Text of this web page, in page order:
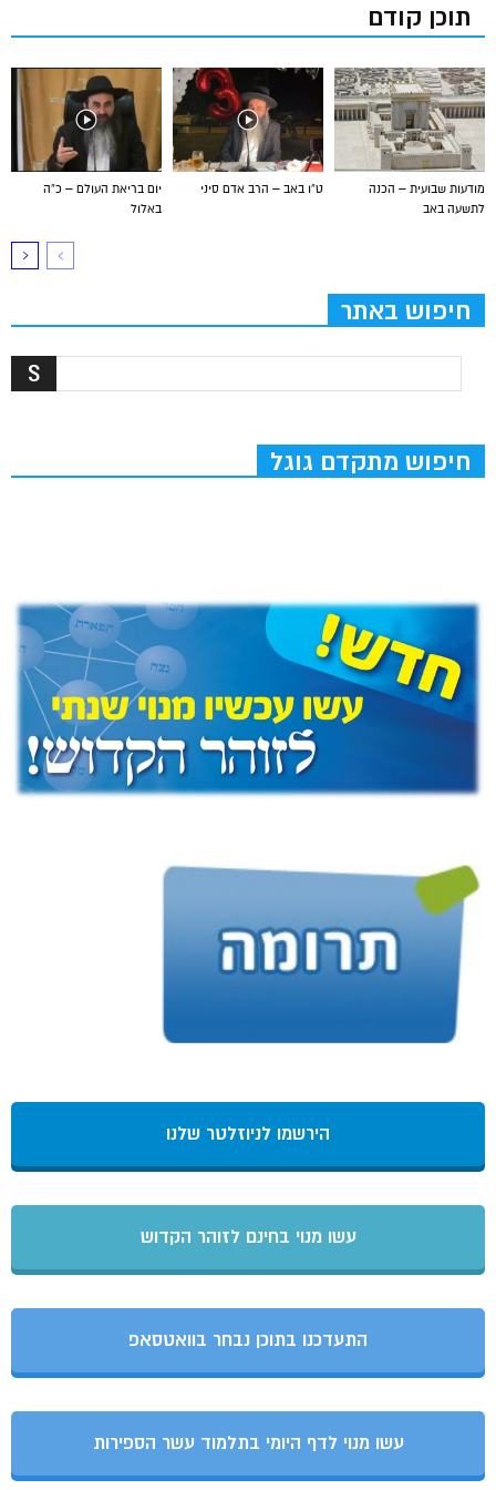
תוכן קודם
יום בריאת העולם – כ”ה
באלול
ט”ו באב – הרב אדם סיני
מודעות שבועית – הכנה
לתשעה באב
חיפוש באתר
חיפוש מתקדם גוגל
הירשמו לניוזלטר שלנו
עשו מנוי בחינם לזוהר הקדוש
התעדכנו בתוכן נבחר בוואטסאפ
עשו מנוי לדף היומי בתלמוד עשר הספירות